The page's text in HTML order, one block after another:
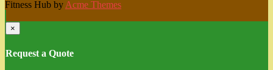
Fitness Hub by Acme Themes
×
Request a Quote